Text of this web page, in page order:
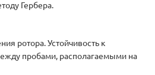
Гербера.
ротора. Устойчивость к
пробами, располагаемыми на